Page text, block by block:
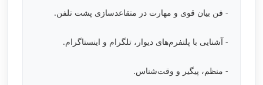
- فن بیان قوی و مهارت در متقاعدسازی پشت تلفن.
- آشنایی با پلتفرم‌های دیوار، تلگرام و اینستاگرام.
- منظم، پیگیر و وقت‌شناس.